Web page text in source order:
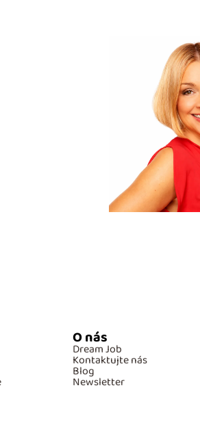
O nás
Dream Job
Kontaktujte nás
Blog
Newsletter